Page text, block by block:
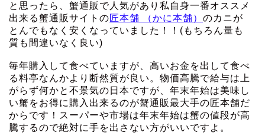
と思ったら、蟹通販で人気があり私自身一番オススメ
出来る蟹通販サイトの匠本舗 （かに本舗） のカニが
とんでもなく安くなっていました！！(もちろん量も
質も間違いなく良い)
毎年購入して食べていますが、高いお金を出して食べ
る料亭なんかより断然質が良い。物価高騰で給与は上
がらず何かと不景気の日本ですが、年末年始は美味し
い蟹をお得に購入出来るのが蟹通販最大手の匠本舗だ
からです！スーパーや市場は年末年始は蟹の値段が高
騰するので絶対に手を出さない方がいいですよ。